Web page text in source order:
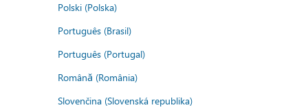
Polski (Polska)
Português (Brasil)
Português (Portugal)
Română (România)
Slovenčina (Slovenská republika)